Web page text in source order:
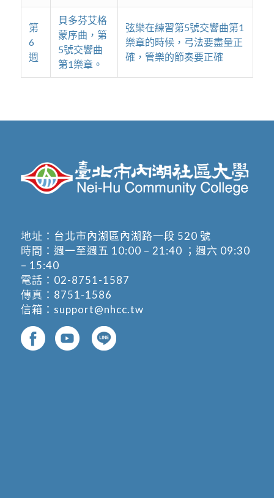
第
6
週
貝多芬艾格
蒙序曲，第
5號交響曲
第1樂章。
弦樂在練習第5號交響曲第1
樂章的時候，弓法要盡量正
確，管樂的節奏要正確
地址： 台北市內湖區內湖路一段 520 號
時間：週一至週五 10:00 – 21:40 ；週六 09:30
– 15:40
電話： 02-8751-1587
傳真：8751-1586
信箱： support@nhcc.tw